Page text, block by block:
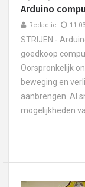
Arduino
Redactie 11-
STRIJEN -
goedkoop
Oorspronkelijk
beweging en
aanbrengen. Al
mogelijkheden